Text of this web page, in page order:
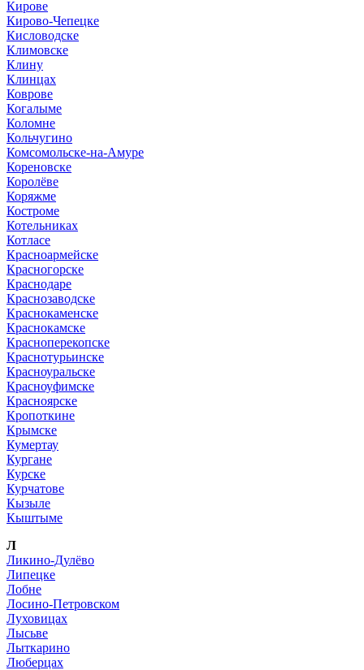
Кирове
Кирово-Чепецке
Кисловодске
Климовске
Клину
Клинцах
Коврове
Когалыме
Коломне
Кольчугино
Комсомольске-на-Амуре
Кореновске
Королёве
Коряжме
Костроме
Котельниках
Котласе
Красноармейске
Красногорске
Краснодаре
Краснозаводске
Краснокаменске
Краснокамске
Красноперекопске
Краснотурьинске
Красноуральске
Красноуфимске
Красноярске
Кропоткине
Крымске
Кумертау
Кургане
Курске
Курчатове
Кызыле
Кыштыме
Л
Ликино-Дулёво
Липецке
Лобне
Лосино-Петровском
Луховицах
Лысьве
Лыткарино
Люберцах